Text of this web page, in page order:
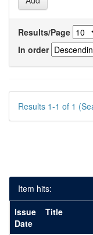
Results/Page
In order
Results 1-1 of 1
Item hits:
Issue
Date
Title